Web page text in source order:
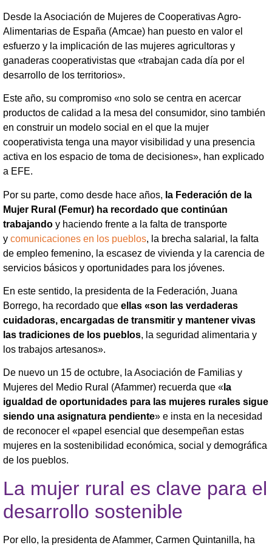
Desde la Asociación de Mujeres de Cooperativas Agro-
Alimentarias de España (Amcae) han puesto en valor el
esfuerzo y la implicación de las mujeres agricultoras y
ganaderas cooperativistas que «trabajan cada día por el
desarrollo de los territorios».
Este año, su compromiso «no solo se centra en acercar
productos de calidad a la mesa del consumidor, sino también
en construir un modelo social en el que la mujer
cooperativista tenga una mayor visibilidad y una presencia
activa en los espacio de toma de decisiones», han explicado
a EFE.
Por su parte, como desde hace años, la Federación de la
Mujer Rural (Femur) ha recordado que continúan
trabajando y haciendo frente a la falta de transporte
y comunicaciones en los pueblos, la brecha salarial, la falta
de empleo femenino, la escasez de vivienda y la carencia de
servicios básicos y oportunidades para los jóvenes.
En este sentido, la presidenta de la Federación, Juana
Borrego, ha recordado que ellas «son las verdaderas
cuidadoras, encargadas de transmitir y mantener vivas
las tradiciones de los pueblos, la seguridad alimentaria y
los trabajos artesanos».
De nuevo un 15 de octubre, la Asociación de Familias y
Mujeres del Medio Rural (Afammer) recuerda que « la
igualdad de oportunidades para las mujeres rurales sigue
siendo una asignatura pendiente» e insta en la necesidad
de reconocer el «papel esencial que desempeñan estas
mujeres en la sostenibilidad económica, social y demográfica
de los pueblos.
La mujer rural es clave para el
desarrollo sostenible
Por ello, la presidenta de Afammer, Carmen Quintanilla, ha